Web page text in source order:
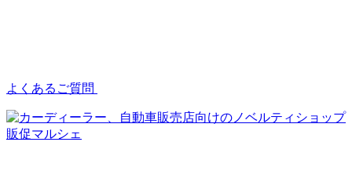
よくあるご質問